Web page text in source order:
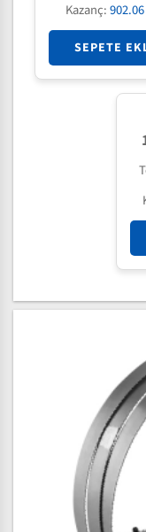
Kazanç:
SEPETE